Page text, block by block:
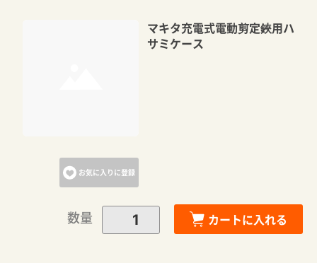
お気に入りに登録
マキタ充電式電動剪定鋏用ハ
サミケース
数量 カートに入れる